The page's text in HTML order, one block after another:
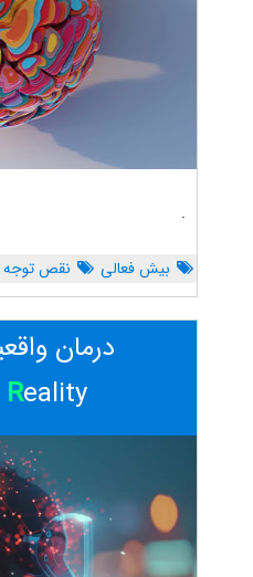
.
بیش فعالی نقص توجه
درمان
Reality